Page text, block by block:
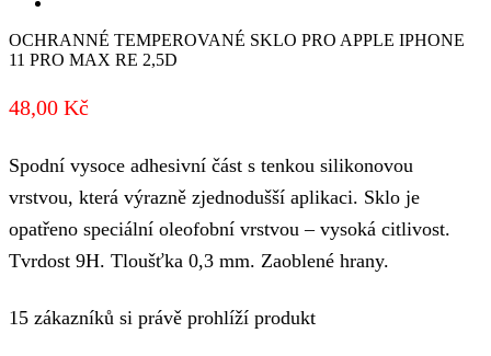
OCHRANNÉ TEMPEROVANÉ SKLO PRO APPLE IPHONE
11 PRO MAX RE 2,5D
48,00 Kč
Spodní vysoce adhesivní část s tenkou silikonovou
vrstvou, která výrazně zjednodušší aplikaci. Sklo je
opatřeno speciální oleofobní vrstvou – vysoká citlivost.
Tvrdost 9H. Tloušťka 0,3 mm. Zaoblené hrany.
15 zákazníků si právě prohlíží produkt